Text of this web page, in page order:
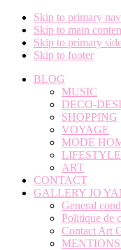
Skip to primary
Skip to main
Skip to primary
Skip to footer
BLOG
MUSIC
DECO-
SHOPPING
VOYAGE
MODE
LIFESTYLE
ART
CONTACT
GALLERY JO
General
Politique de
Contact Art